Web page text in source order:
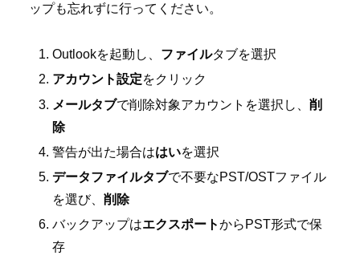
ップも忘れずに行ってください。
Outlookを起動し、 ファイルタブを選択
アカウント設定をクリック
メールタブで削除対象アカウントを選択し、削
除
警告が出た場合ははいを選択
データファイルタブで不要なPST/OSTファイル
を選び、削除
バックアップはエクスポートからPST形式で保
存